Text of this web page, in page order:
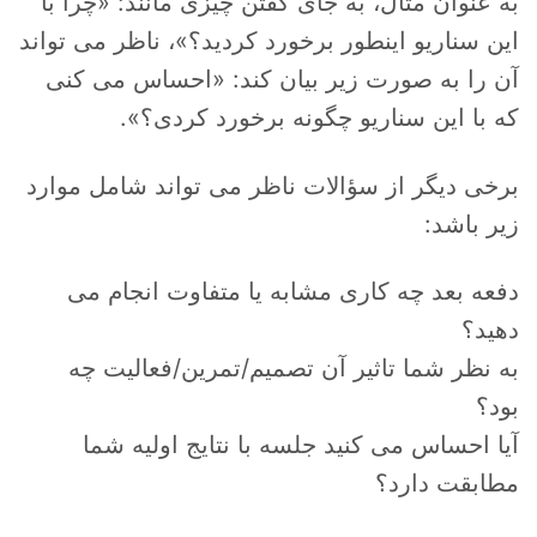
این سناریو اینطور برخورد کردید؟»، ناظر می تواند
آن را به صورت زیر بیان کند: «احساس می کنی
که با این سناریو چگونه برخورد کردی؟».
برخی دیگر از سؤالات ناظر می تواند شامل موارد
زیر باشد:
دفعه بعد چه کاری مشابه یا متفاوت انجام می
دهید؟
به نظر شما تاثیر آن تصمیم/تمرین/فعالیت چه
بود؟
آیا احساس می کنید جلسه با نتایج اولیه شما
مطابقت دارد؟